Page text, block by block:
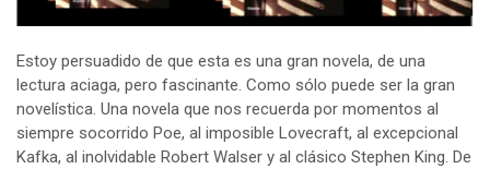
Estoy persuadido de que esta es una gran novela, de una
lectura aciaga, pero fascinante. Como sólo puede ser la gran
novelística. Una novela que nos recuerda por momentos al
siempre socorrido Poe, al imposible Lovecraft, al excepcional
Kafka, al inolvidable Robert Walser y al clásico Stephen King. De